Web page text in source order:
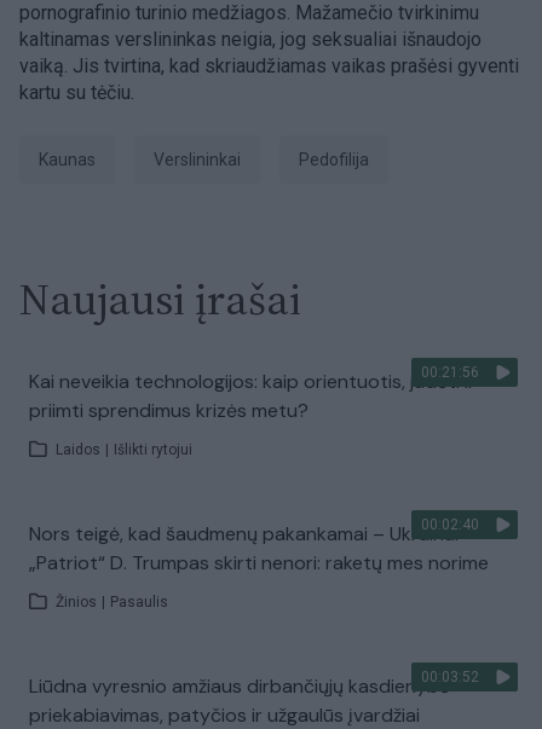
pornografinio turinio medžiagos. Mažamečio tvirkinimu
kaltinamas verslininkas neigia, jog seksualiai išnaudojo
vaiką. Jis tvirtina, kad skriaudžiamas vaikas prašėsi gyventi
kartu su tėčiu.
Kaunas Verslininkai pedofilija
Naujausi įrašai
00:21:56
Kai neveikia technologijos: kaip orientuotis, judėti ir
priimti sprendimus krizės metu?
Laidos Išlikti rytojui
00:02:40
Nors teigė, kad šaudmenų pakankamai – Ukrainai
„Patriot“ D. Trumpas skirti nenori: raketų mes norime
Žinios Pasaulis
00:03:52
Liūdna vyresnio amžiaus dirbančiųjų kasdienybė –
priekabiavimas, patyčios ir užgaulūs įvardžiai